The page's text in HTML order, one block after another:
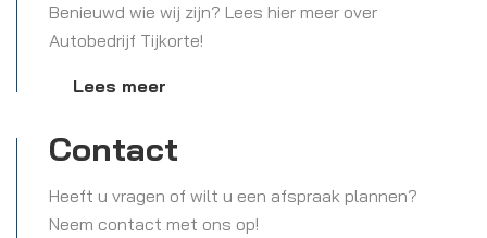
Benieuwd wie wij zijn? Lees hier meer over
Autobedrijf Tijkorte!
Lees meer
Contact
Heeft u vragen of wilt u een afspraak plannen?
Neem contact met ons op!